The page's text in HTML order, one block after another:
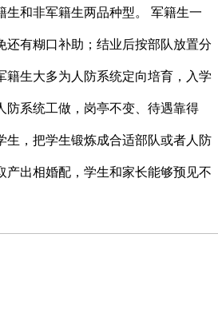
生和非军籍生两品种型。 军籍生一
还有糊口补助；结业后按部队放置分
籍生大多为人防系统定向培育，入学
防系统工做，岗亭不变、待遇靠得
生，把学生锻炼成合适部队或者人防
产出相婚配，学生和家长能够预见不